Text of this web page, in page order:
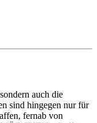
auch die
sind hingegen nur für
fernab von